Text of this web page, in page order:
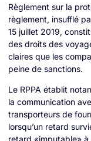
Règlement sur la
règlement, insufflé
15 juillet 2019,
des droits des
claires que les
peine de sanctions.
Le RPPA établit
la communication
transporteurs de
lorsqu’un retard